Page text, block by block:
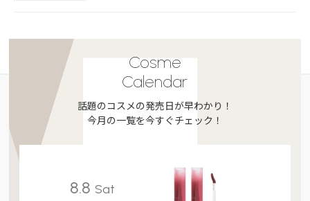
Cosme
Calendar
話題のコスメの発売日が早わかり！
今月の一覧を今すぐチェック！
8.8 Sat